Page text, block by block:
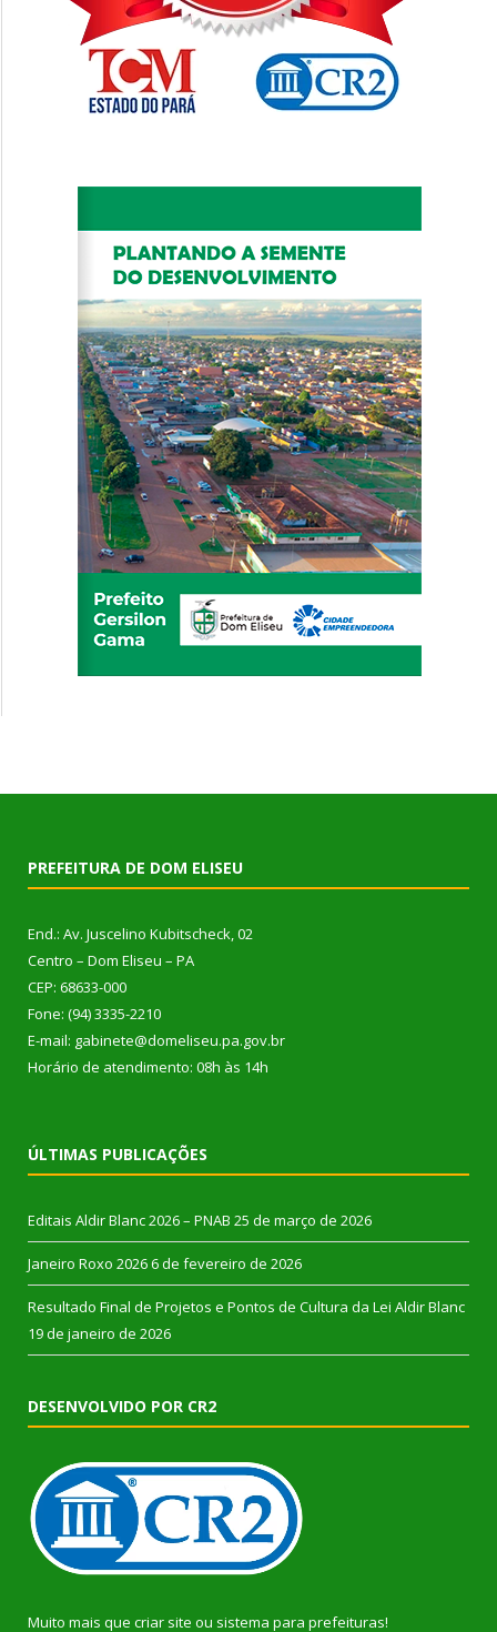
PREFEITURA DE DOM ELISEU
End.: Av. Juscelino Kubitscheck, 02
Centro – Dom Eliseu – PA
CEP: 68633-000
Fone: (94) 3335-2210
E-mail: gabinete@domeliseu.pa.gov.br
Horário de atendimento: 08h às 14h
ÚLTIMAS PUBLICAÇÕES
Editais Aldir Blanc 2026 – PNAB 25 de março de 2026
Janeiro Roxo 2026 6 de fevereiro de 2026
Resultado Final de Projetos e Pontos de Cultura da Lei Aldir Blanc
19 de janeiro de 2026
DESENVOLVIDO POR CR2
Muito mais que criar site ou sistema para prefeituras!